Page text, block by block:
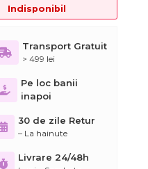
Indisponibil
Transport Gratuit
> 499 lei
Pe loc banii
inapoi
30 de zile Retur
– La hainute
Livrare 24/48h